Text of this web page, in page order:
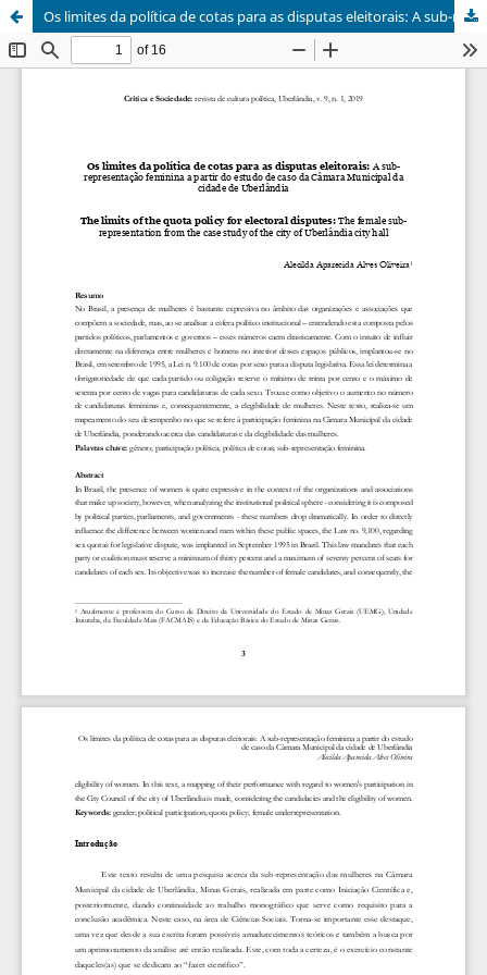
Os limites da política de cotas para as disputas eleitorais: A sub-representação feminina a partir do estudo de caso da Câmara Municipal da cidade de Uberlândia